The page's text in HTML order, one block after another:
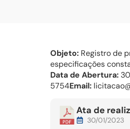
Objeto: Registro de
especificações
Data de Abertura:
5754Email:
Ata de
30/01/2023